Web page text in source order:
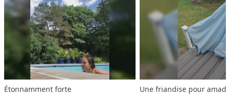
Étonnamment forte
Une friandise pour